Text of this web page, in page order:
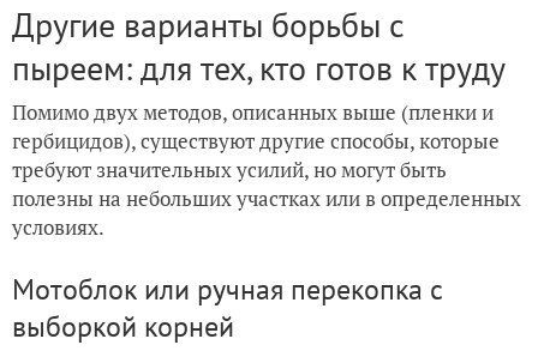
Другие варианты борьбы с
пыреем: для тех, кто готов к труду
Помимо двух методов, описанных выше (пленки и
гербицидов), существуют другие способы, которые
требуют значительных усилий, но могут быть
полезны на небольших участках или в определенных
условиях.
Мотоблок или ручная перекопка с
выборкой корней